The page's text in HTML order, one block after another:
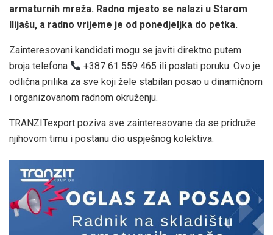
armaturnih mreža. Radno mjesto se nalazi u Starom
Ilijašu, a radno vrijeme je od ponedjeljka do petka.
Zainteresovani kandidati mogu se javiti direktno putem
broja telefona
+387 61 559 465 ili poslati poruku. Ovo je
odlična prilika za sve koji žele stabilan posao u dinamičnom
i organizovanom radnom okruženju.
TRANZITexport poziva sve zainteresovane da se pridruže
njihovom timu i postanu dio uspješnog kolektiva.